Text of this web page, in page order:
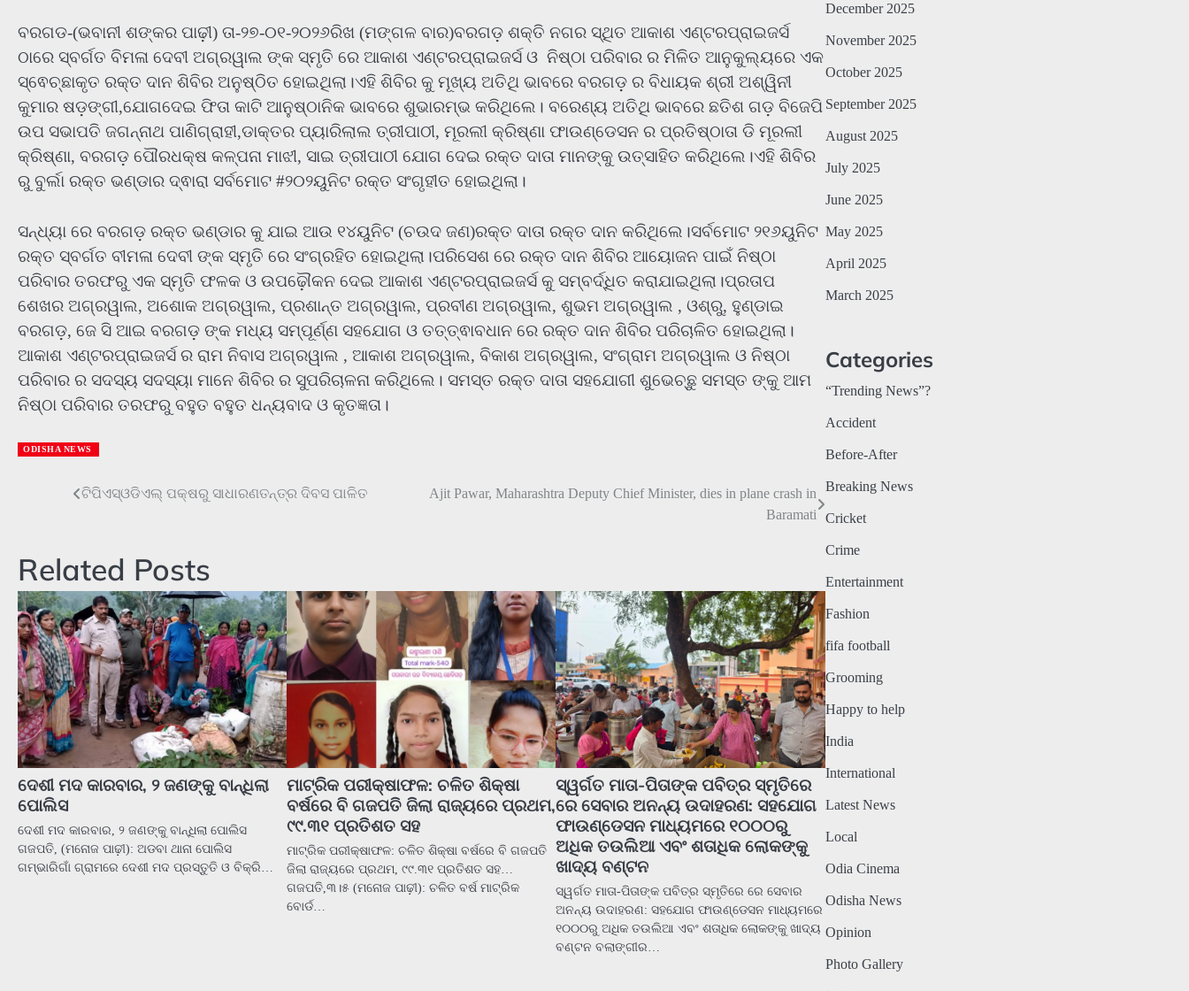
ବରଗଡ-(ଭବାନୀ ଶଙ୍କର ପାଢ଼ୀ) ତା-୨୭-୦୧-୨୦୨୬ରିଖ (ମଙ୍ଗଳ ବାର)ବରଗଡ଼ ଶକ୍ତି ନଗର ସ୍ଥିତ ଆକାଶ ଏଣ୍ଟରପ୍ରାଇଜର୍ସ
ଠାରେ ସ୍ବର୍ଗତ ବିମଳା ଦେବୀ ଅଗ୍ରୱାଲ ଙ୍କ ସ୍ମୃତି ରେ ଆକାଶ ଏଣ୍ଟରପ୍ରାଇଜର୍ସ ଓ ନିଷ୍ଠା ପରିବାର ର ମିଳିତ ଆନୁକୁଲ୍ୟରେ ଏକ
ସ୍ଵେଚ୍ଛାକୃତ ରକ୍ତ ଦାନ ଶିବିର ଅନୁଷ୍ଠିତ ହୋଇଥିଲା।ଏହି ଶିବିର କୁ ମୂଖ୍ୟ ଅତିଥି ଭାବରେ ବରଗଡ଼ ର ବିଧାୟକ ଶ୍ରୀ ଅଶ୍ୱିନୀ
କୁମାର ଷଡ଼ଙ୍ଗୀ,ଯୋଗଦେଇ ଫିତା କାଟି ଆନୁଷ୍ଠାନିକ ଭାବରେ ଶୁଭାରମ୍ଭ କରିଥିଲେ। ବରେଣ୍ୟ ଅତିଥି ଭାବରେ ଛତିଶ ଗଡ଼ ବିଜେପି
ଉପ ସଭାପତି ଜଗନ୍ନାଥ ପାଣିଗ୍ରାହୀ,ଡାକ୍ତର ପ୍ୟାରିଲାଲ ତ୍ରୀପାଠୀ, ମୂରଲୀ କ୍ରିଷ୍ଣା ଫାଉଣ୍ଡେସନ ର ପ୍ରତିଷ୍ଠାତା ଡି ମୂରଲୀ
କ୍ରିଷ୍ଣା, ବରଗଡ଼ ପୌରଧକ୍ଷ କଳ୍ପନା ମାଝୀ, ସାଇ ତ୍ରୀପାଠୀ ଯୋଗ ଦେଇ ରକ୍ତ ଦାତା ମାନଙ୍କୁ ଉତ୍ସାହିତ କରିଥିଲେ।ଏହି ଶିବିର
ରୁ ବୁର୍ଲା ରକ୍ତ ଭଣ୍ଡାର ଦ୍ଵାରା ସର୍ବମୋଟ #୨୦୨ୟୁନିଟ ରକ୍ତ ସଂଗୃହୀତ ହୋଇଥିଲା।
ସନ୍ଧ୍ୟା ରେ ବରଗଡ଼ ରକ୍ତ ଭଣ୍ଡାର କୁ ଯାଇ ଆଉ ୧୪ୟୁନିଟ (ଚଉଦ ଜଣ)ରକ୍ତ ଦାତା ରକ୍ତ ଦାନ କରିଥିଲେ।ସର୍ବମୋଟ ୨୧୬ୟୁନିଟ
ରକ୍ତ ସ୍ବର୍ଗତ ବୀମଳା ଦେବୀ ଙ୍କ ସ୍ମୃତି ରେ ସଂଗ୍ରହିତ ହୋଇଥିଲା।ପରିସେଶ ରେ ରକ୍ତ ଦାନ ଶିବିର ଆୟୋଜନ ପାଇଁ ନିଷ୍ଠା
ପରିବାର ତରଫରୁ ଏକ ସ୍ମୃତି ଫଳକ ଓ ଉପଢ଼ୌକନ ଦେଇ ଆକାଶ ଏଣ୍ଟରପ୍ରାଇଜର୍ସ କୁ ସମ୍ବର୍ଦ୍ଧିତ କରାଯାଇଥିଲା।ପ୍ରତାପ
ଶେଖର ଅଗ୍ରୱାଲ, ଅଶୋକ ଅଗ୍ରୱାଲ, ପ୍ରଶାନ୍ତ ଅଗ୍ରୱାଲ, ପ୍ରବୀଣ ଅଗ୍ରୱାଲ, ଶୁଭମ ଅଗ୍ରୱାଲ , ଓଶ୍ରୁ, ହୁଣ୍ଡାଇ
ବରଗଡ଼, ଜେ ସି ଆଇ ବରଗଡ଼ ଙ୍କ ମଧ୍ୟ ସମ୍ପୂର୍ଣ୍ଣ ସହଯୋଗ ଓ ତତ୍ତ୍ଵାବଧାନ ରେ ରକ୍ତ ଦାନ ଶିବିର ପରିଚାଳିତ ହୋଇଥିଲା।
ଆକାଶ ଏଣ୍ଟରପ୍ରାଇଜର୍ସ ର ରାମ ନିବାସ ଅଗ୍ରୱାଲ , ଆକାଶ ଅଗ୍ରୱାଲ, ବିକାଶ ଅଗ୍ରୱାଲ, ସଂଗ୍ରାମ ଅଗ୍ରୱାଲ ଓ ନିଷ୍ଠା
ପରିବାର ର ସଦସ୍ୟ ସଦସ୍ୟା ମାନେ ଶିବିର ର ସୁପରିଚାଳନା କରିଥିଲେ। ସମସ୍ତ ରକ୍ତ ଦାତା ସହଯୋଗୀ ଶୁଭେଚ୍ଛୁ ସମସ୍ତ ଙ୍କୁ ଆମ
ନିଷ୍ଠା ପରିବାର ତରଫରୁ ବହୁତ ବହୁତ ଧନ୍ୟବାଦ ଓ କୃତଜ୍ଞତା।
ODISHA NEWS
ଟିପିଏସ୍‌ଓଡିଏଲ୍‌ ପକ୍ଷରୁ ସାଧାରଣତନ୍ତ୍ର ଦିବସ ପାଳିତ
Ajit Pawar, Maharashtra Deputy Chief Minister, dies in plane crash in
Baramati
Related Posts
ଦେଶୀ ମଦ କାରବାର, ୨ ଜଣଙ୍କୁ ବାନ୍ଧିଲା
ପୋଲିସ
ଦେଶୀ ମଦ କାରବାର, ୨ ଜଣଙ୍କୁ ବାନ୍ଧିଲା ପୋଲିସ
ଗଜପତି, (ମନୋଜ ପାଢ଼ୀ): ଅଡବା ଥାନା ପୋଲିସ
ଗମ୍ଭାରିଗାଁ ଗ୍ରାମରେ ଦେଶୀ ମଦ ପ୍ରସ୍ତୁତି ଓ ବିକ୍ରି…
ମାଟ୍ରିକ ପରୀକ୍ଷାଫଳ: ଚଳିତ ଶିକ୍ଷା
ବର୍ଷରେ ବି ଗଜପତି ଜିଲା ରାଜ୍ୟରେ ପ୍ରଥମ,
୯୯.୩୧ ପ୍ରତିଶତ ସହ
ମାଟ୍ରିକ ପରୀକ୍ଷାଫଳ: ଚଳିତ ଶିକ୍ଷା ବର୍ଷରେ ବି ଗଜପତି
ଜିଲା ରାଜ୍ୟରେ ପ୍ରଥମ, ୯୯.୩୧ ପ୍ରତିଶତ ସହ…
ଗଜପତି,୩।୫ (ମନୋଜ ପାଢ଼ୀ): ଚଳିତ ବର୍ଷ ମାଟ୍ରିକ
ବୋର୍ଡ…
ସ୍ୱର୍ଗତ ମାତା-ପିତାଙ୍କ ପବିତ୍ର ସ୍ମୃତିରେ
ରେ ସେବାର ଅନନ୍ୟ ଉଦାହରଣ: ସହଯୋଗ
ଫାଉଣ୍ଡେସନ ମାଧ୍ୟମରେ ୧୦୦୦ରୁ
ଅଧିକ ତଉଲିଆ ଏବଂ ଶତାଧିକ ଲୋକଙ୍କୁ
ଖାଦ୍ୟ ବଣ୍ଟନ
ସ୍ୱର୍ଗତ ମାତା-ପିତାଙ୍କ ପବିତ୍ର ସ୍ମୃତିରେ ରେ ସେବାର
ଅନନ୍ୟ ଉଦାହରଣ: ସହଯୋଗ ଫାଉଣ୍ଡେସନ ମାଧ୍ୟମରେ
୧୦୦୦ରୁ ଅଧିକ ତଉଲିଆ ଏବଂ ଶତାଧିକ ଲୋକଙ୍କୁ ଖାଦ୍ୟ
ବଣ୍ଟନ ବଲାଙ୍ଗୀର…
December 2025
November 2025
October 2025
September 2025
August 2025
July 2025
June 2025
May 2025
April 2025
March 2025
Categories
“Trending News”?
Accident
Before-After
Breaking News
Cricket
Crime
Entertainment
Fashion
fifa football
Grooming
Happy to help
India
International
Latest News
Local
Odia Cinema
Odisha News
Opinion
Photo Gallery